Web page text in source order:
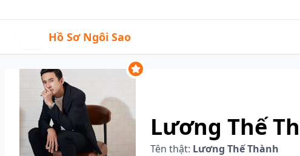
Hồ Sơ Ngôi Sao
Lương Thế
Tên thật: Lương Thế Thành